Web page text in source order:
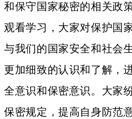
和保守国家秘密的相关政
观看学习，大家对保护国
与我们的国家安全和社会
更加细致的认识和了解，
全意识和保密意识。大家
保密规定，提高自身防范